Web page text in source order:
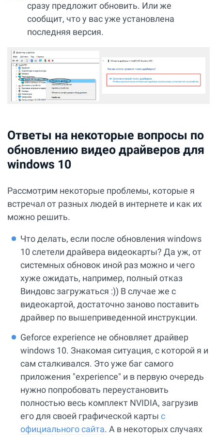
сразу предложит обновить. Или же
сообщит, что у вас уже установлена
последняя версия.
Ответы на некоторые вопросы по
обновлению видео драйверов для
windows 10
Рассмотрим некоторые проблемы, которые я
встречал от разных людей в интернете и как их
можно решить.
Что делать, если после обновления windows
10 слетели драйвера видеокарты? Да уж, от
системных обновок иной раз можно и чего
хуже ожидать, например, полный отказ
Виндовс загружаться :)) В случае же с
видеокартой, достаточно заново поставить
драйвер по вышеприведенной инструкции.
Geforce experience не обновляет драйвер
windows 10. Знакомая ситуация, с которой я и
сам сталкивался. Это уже баг самого
приложения "experience" и в первую очередь
нужно попробовать переустановить
полностью весь комплект NVIDIA, загрузив
его для своей графической карты с
официального сайта. А в некоторых случаях